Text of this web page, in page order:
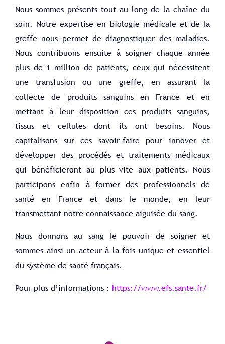
Nous sommes présents tout au long de la chaîne du
soin. Notre expertise en biologie médicale et de la
greffe nous permet de diagnostiquer des maladies.
Nous contribuons ensuite à soigner chaque année
plus de 1 million de patients, ceux qui nécessitent
une transfusion ou une greffe, en assurant la
collecte de produits sanguins en France et en
mettant à leur disposition ces produits sanguins,
tissus et cellules dont ils ont besoins. Nous
capitalisons sur ces savoir-faire pour innover et
développer des procédés et traitements médicaux
qui bénéficieront au plus vite aux patients. Nous
participons enfin à former des professionnels de
santé en France et dans le monde, en leur
transmettant notre connaissance aiguisée du sang.
Nous donnons au sang le pouvoir de soigner et
sommes ainsi un acteur à la fois unique et essentiel
du système de santé français.
Pour plus d’informations : https://www.efs.sante.fr/